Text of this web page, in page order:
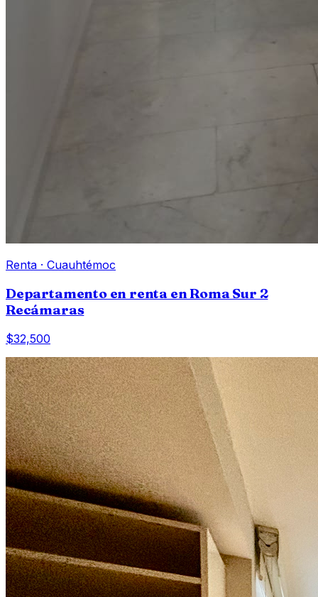
Renta · Cuauhtémoc
Departamento en renta en Roma Sur 2
Recámaras
$32,500